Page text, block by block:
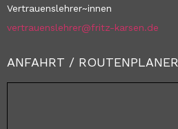
Vertrauenslehrer~innen
vertrauenslehrer@fritz-karsen.de
ANFAHRT / ROUTENPLANER